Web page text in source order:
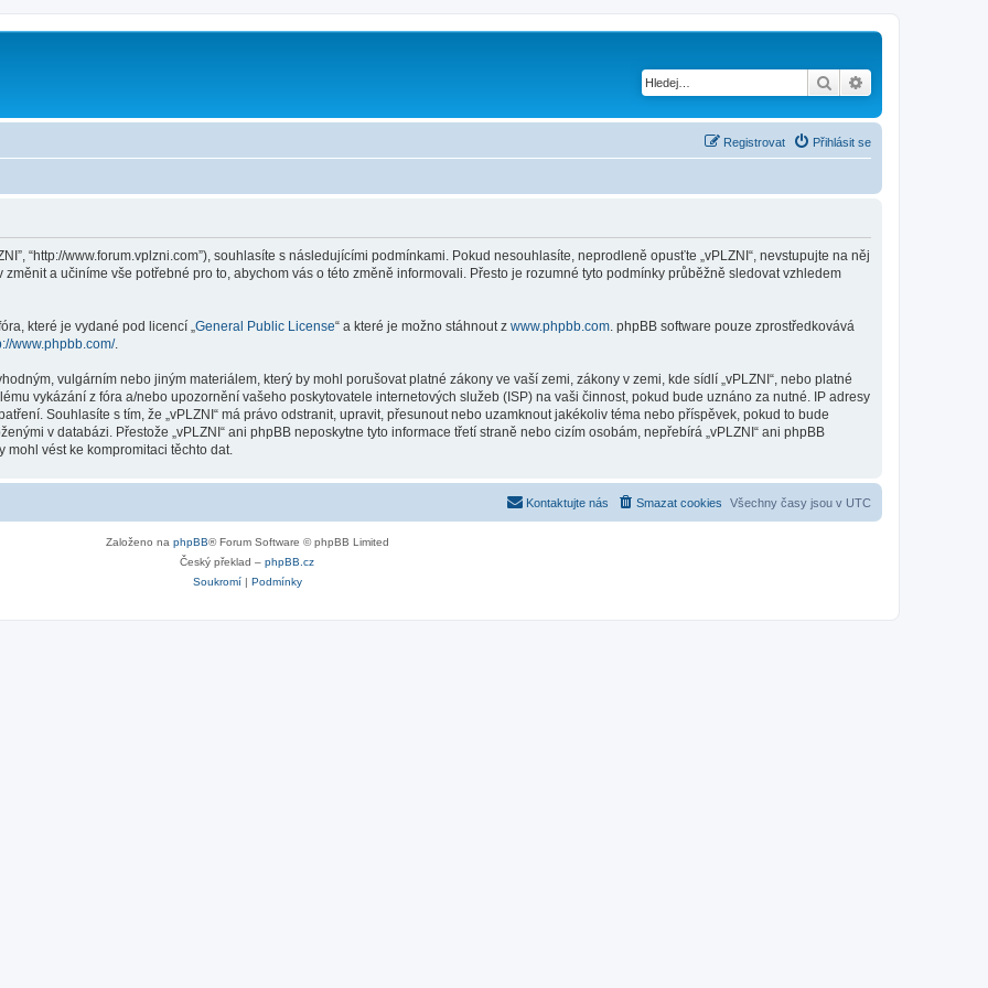
Hledat
Přihlásit se
Registrovat
“http://www.forum.vplzni.com”), souhlasíte s následujícími podmínkami. Pokud nesouhlasíte, neprodleně opusťte „vPLZNI“, nevstupujte na něj
a učiníme vše potřebné pro to, abychom vás o této změně informovali. Přesto je rozumné tyto podmínky průběžně sledovat vzhledem
které je vydané pod licencí „ General Public License“ a které je možno stáhnout z www.phpbb.com . phpBB software pouze zprostředkovává
www.phpbb.com/.
vulgárním nebo jiným materiálem, který by mohl porušovat platné zákony ve vaší zemi, zákony v zemi, kde sídlí „vPLZNI“, nebo platné
vykázání z fóra a/nebo upozornění vašeho poskytovatele internetových služeb (ISP) na vaši činnost, pokud bude uznáno za nutné. IP adresy
Souhlasíte s tím, že „vPLZNI“ má právo odstranit, upravit, přesunout nebo uzamknout jakékoliv téma nebo příspěvek, pokud to bude
v databázi. Přestože „vPLZNI“ ani phpBB neposkytne tyto informace třetí straně nebo cizím osobám, nepřebírá „vPLZNI“ ani phpBB
vést ke kompromitaci těchto dat.
Všechny časy jsou v UTC
Smazat cookies
Kontaktujte nás
Založeno na phpBB® Forum Software © phpBB Limited
Český překlad – phpBB.cz
Soukromí| Podmínky